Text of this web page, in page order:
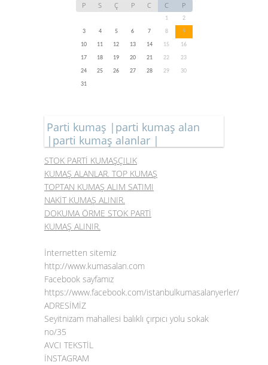
P S Ç P C C P
1
2
3
4 5 6 7 8
9
10
11 12 13 14 15
16
17
18 19 20 21 22
23
24
25 26 27 28 29
30
31
Parti kumaş |parti kumaş alan
|parti kumaş alanlar |
STOK PARTİ KUMAŞÇILIK
KUMAŞ ALANLAR. TOP KUMAŞ
TOPTAN KUMAŞ ALIM SATIMI
NAKİT KUMAŞ ALINIR.
DOKUMA ÖRME STOK PARTİ
KUMAŞ ALINIR.
İnternetten sitemiz
http://www.kumasalan.com
Facebook sayfamız
https://www.facebook.com/istanbulkumasalanyerler/
ADRESİMİZ
Seyitnizam mahallesi balıklı çırpıcı yolu sokak
no/35
AVCI TEKSTİL
İNSTAGRAM